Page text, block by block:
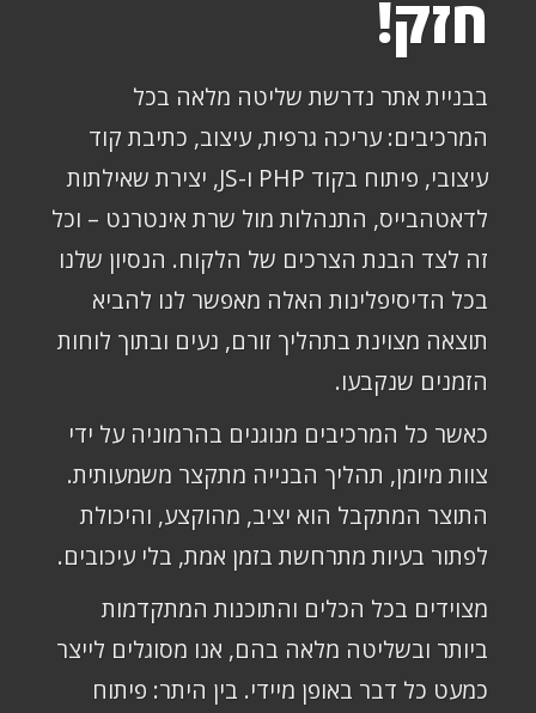
חזק!
בבניית אתר נדרשת שליטה מלאה בכל
המרכיבים: עריכה גרפית, עיצוב, כתיבת קוד
עיצובי, פיתוח בקוד PHP ו-JS, יצירת שאילתות
לדאטהבייס, התנהלות מול שרת אינטרנט – וכל
זה לצד הבנת הצרכים של הלקוח. הנסיון שלנו
בכל הדיסיפלינות האלה מאפשר לנו להביא
תוצאה מצוינת בתהליך זורם, נעים ובתוך לוחות
הזמנים שנקבעו.
כאשר כל המרכיבים מנוגנים בהרמוניה על ידי
צוות מיומן, תהליך הבנייה מתקצר משמעותית.
התוצר המתקבל הוא יציב, מהוקצע, והיכולת
לפתור בעיות מתרחשת בזמן אמת, בלי עיכובים.
מצוידים בכל הכלים והתוכנות המתקדמות
ביותר ובשליטה מלאה בהם, אנו מסוגלים לייצר
כמעט כל דבר באופן מיידי. בין היתר: פיתוח